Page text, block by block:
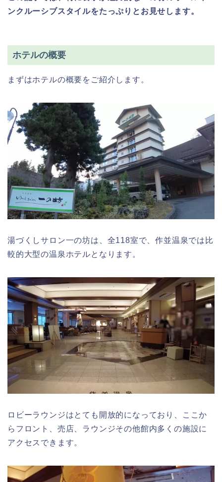
ンクルーシブスタイルをたっぷりとお見せします。
ホテルの概要
まずはホテルの概要をご紹介します。
湯づくしサロン一の坊は、全118室で、作並温泉では比
較的大型の温泉ホテルとなります。
ロビーラウンジはとても開放的になっており、ここか
らフロント、売店、ラウンジその他館内多くの施設に
アクセスできます。